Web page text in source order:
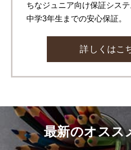
ちなジュニア向け保証システ
中学3年生までの安心保証。
詳しくはこ
最新のオスス